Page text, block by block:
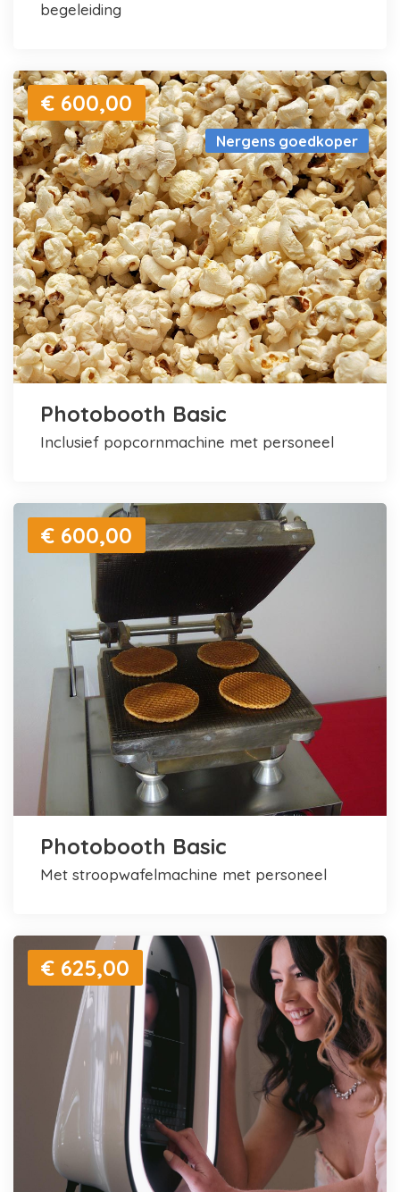
begeleiding
Nergens goedkoper
€ 600,00
Photobooth Basic
inclusief popcornmachine met personeel
€ 600,00
Photobooth Basic
met stroopwafelmachine met personeel
€ 625,00